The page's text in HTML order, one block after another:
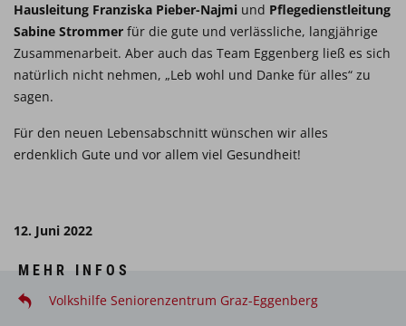
Hausleitung Franziska Pieber-Najmi und Pflegedienstleitung
Sabine Strommer für die gute und verlässliche, langjährige
Zusammenarbeit. Aber auch das Team Eggenberg ließ es sich
natürlich nicht nehmen, „Leb wohl und Danke für alles“ zu
sagen.
Für den neuen Lebensabschnitt wünschen wir alles
erdenklich Gute und vor allem viel Gesundheit!
12. Juni 2022
MEHR INFOS
Volkshilfe Seniorenzentrum Graz-Eggenberg